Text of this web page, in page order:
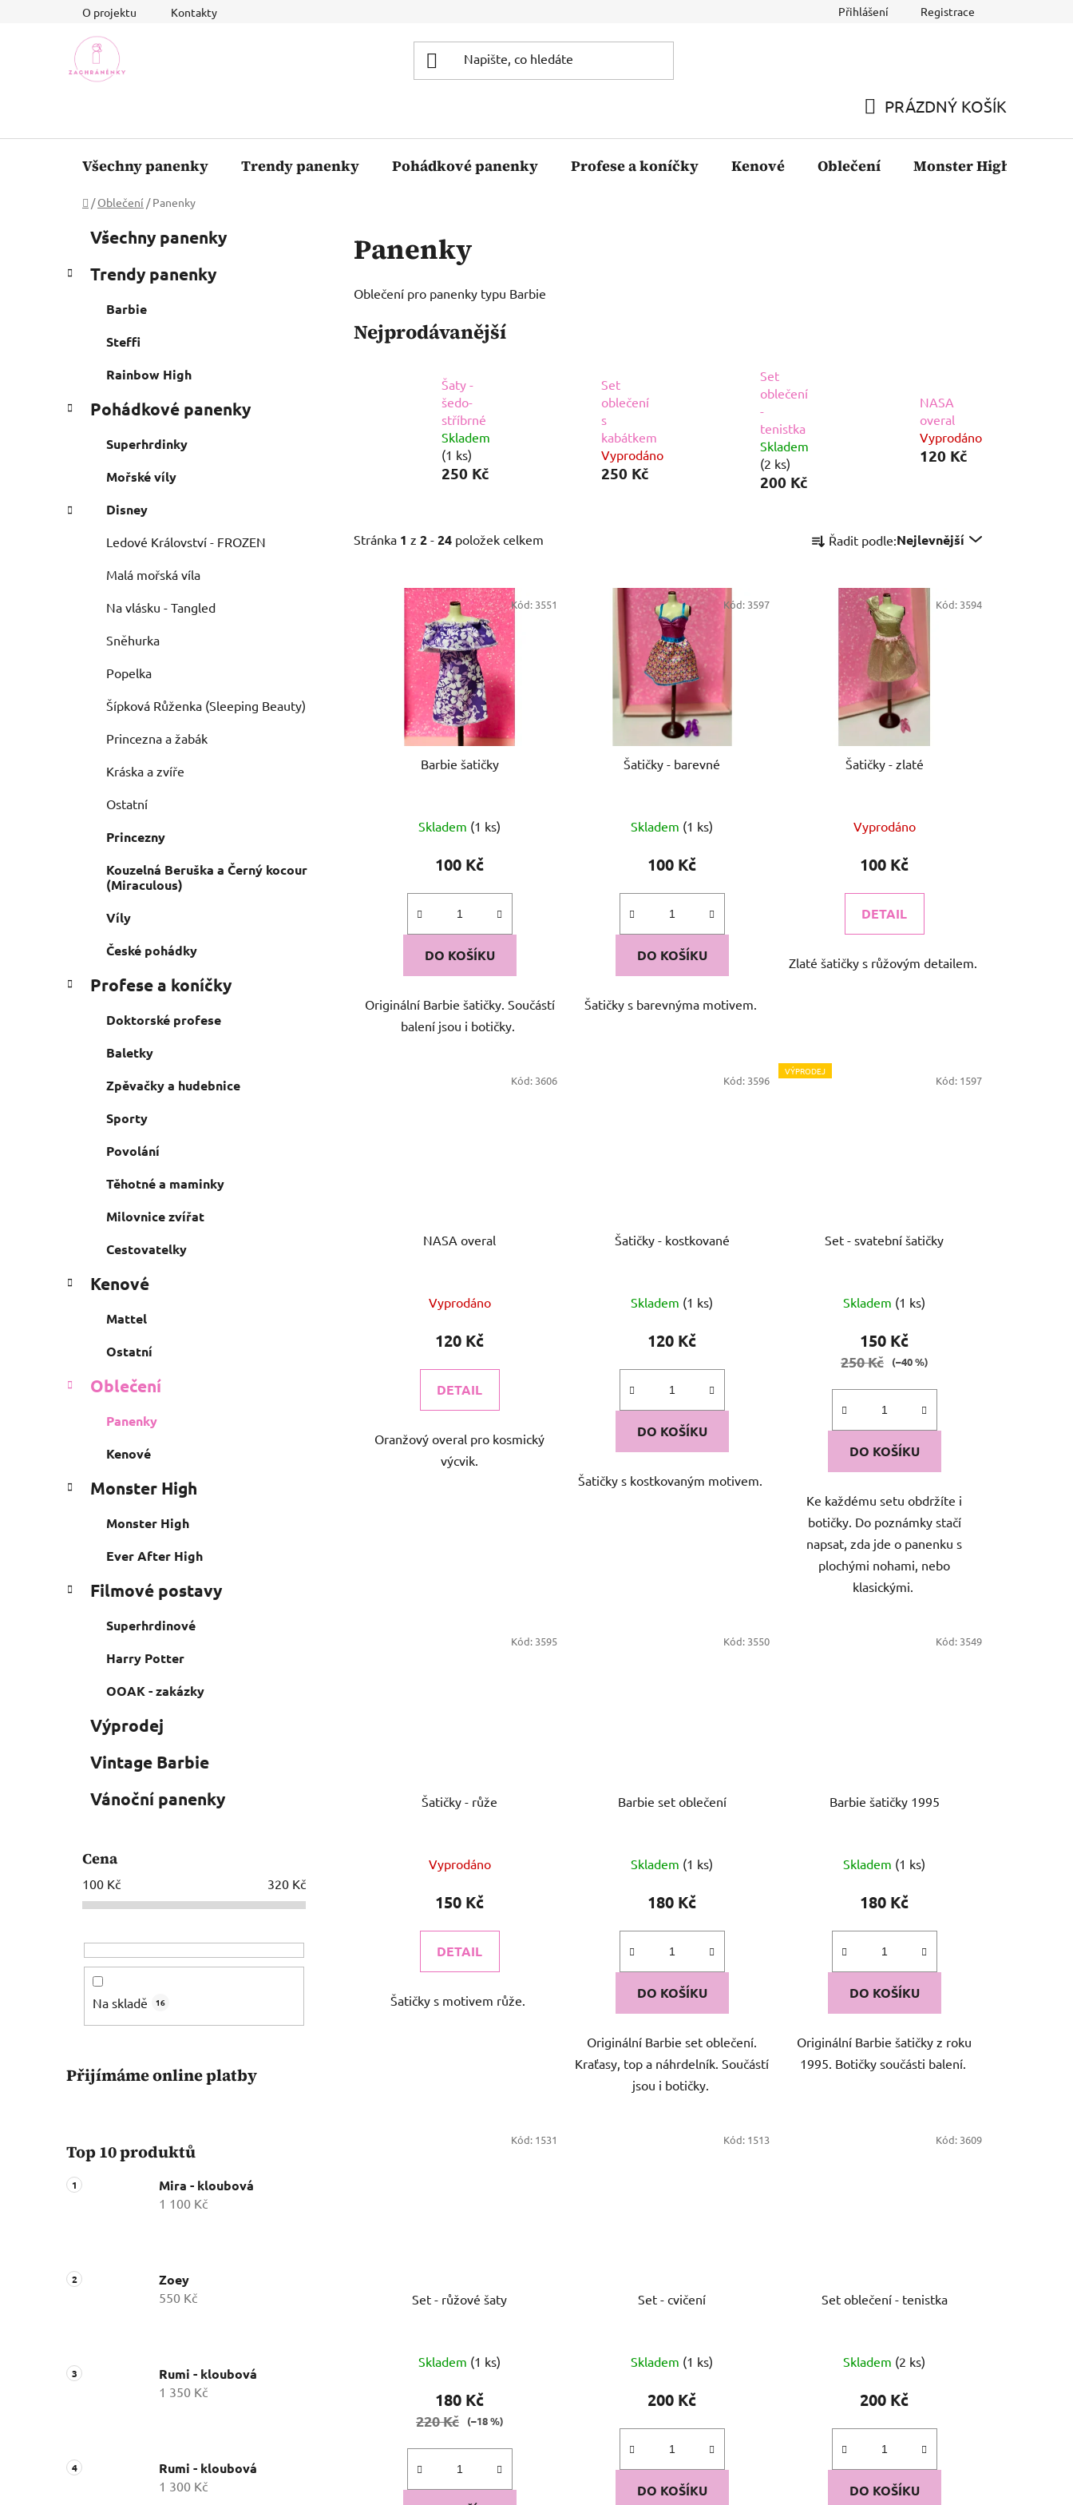
O projektu Kontakty Přihlášení Registrace
KOŠÍK
PRÁZDNÝ KOŠÍK
Všechny panenky Trendy panenky Pohádkové panenky Profese a koníčky Kenové Oblečení Monster High
Domů
/ Oblečení / Panenky
s
p
Přeskočit
kategorie
e
Všechny panenky
Trendy panenky
Barbie
Steffi
Rainbow High
Pohádkové panenky
Superhrdinky
Mořské víly
Disney
Ledové Království - FROZEN
Malá mořská víla
Na vlásku - Tangled
Sněhurka
Popelka
Šípková Růženka (Sleeping Beauty)
Princezna a žabák
Kráska a zvíře
Ostatní
Princezny
Kouzelná Beruška a Černý kocour
(Miraculous)
Víly
České pohádky
Profese a koníčky
Doktorské profese
Baletky
Zpěvačky a hudebnice
Sporty
Povolání
Těhotné a maminky
Milovnice zvířat
Cestovatelky
Kenové
Mattel
Ostatní
Oblečení
Panenky
Kenové
Monster High
Monster High
Ever After High
Filmové postavy
Superhrdinové
Harry Potter
OOAK - zakázky
Výprodej
Vintage Barbie
Vánoční panenky
Cena
100 Kč 320 Kč
Na skladě 16
Přijímáme online platby
Top 10 produktů
Mira - kloubová
1 100 Kč
Zoey
550 Kč
Rumi - kloubová
1 350 Kč
Rumi - kloubová
1 300 Kč
Panenky
Oblečení pro panenky typu Barbie
Nejprodávanější
Šaty -
šedo-
stříbrné
Skladem
(1 ks)
250 Kč
Set
oblečení
s
kabátkem
Vyprodáno
250 Kč
Set
oblečení
-
tenistka
Skladem
(2 ks)
200 Kč
NASA
overal
Vyprodáno
120 Kč
Stránka 1 z 2 - 24 položek celkem a Řadit podle:Nejlevnější
Barbie šatičky
Skladem (1 ks)
100 Kč
DO KOŠÍKU
Originální Barbie šatičky. Součástí
balení jsou i botičky.
Kód: 3551
Šatičky - barevné
Skladem (1 ks)
100 Kč
DO KOŠÍKU
Šatičky s barevnýma motivem.
Kód: 3597
Šatičky - zlaté
Vyprodáno
100 Kč
DETAIL
Zlaté šatičky s růžovým detailem.
Kód: 3594
NASA overal
Vyprodáno
120 Kč
DETAIL
Oranžový overal pro kosmický
výcvik.
Kód: 3606
Šatičky - kostkované
Skladem (1 ks)
120 Kč
DO KOŠÍKU
Šatičky s kostkovaným motivem.
Kód: 3596
VÝPRODEJ
Set - svatební šatičky
Skladem (1 ks)
150 Kč
250 Kč (–40 %)
DO KOŠÍKU
Ke každému setu obdržíte i
botičky. Do poznámky stačí
napsat, zda jde o panenku s
plochými nohami, nebo
klasickými.
Kód: 1597
Šatičky - růže
Vyprodáno
150 Kč
DETAIL
Šatičky s motivem růže.
Kód: 3595
Barbie set oblečení
Skladem (1 ks)
180 Kč
DO KOŠÍKU
Originální Barbie set oblečení.
Kraťasy, top a náhrdelník. Součástí
jsou i botičky.
Kód: 3550
Barbie šatičky 1995
Skladem (1 ks)
180 Kč
DO KOŠÍKU
Originální Barbie šatičky z roku
1995. Botičky součásti balení.
Kód: 3549
Set - růžové šaty
Skladem (1 ks)
180 Kč
220 Kč (–18 %)
Kód: 1531
Set - cvičení
Skladem (1 ks)
200 Kč
DO KOŠÍKU
Kód: 1513
Set oblečení - tenistka
Skladem (2 ks)
200 Kč
DO KOŠÍKU
Kód: 3609